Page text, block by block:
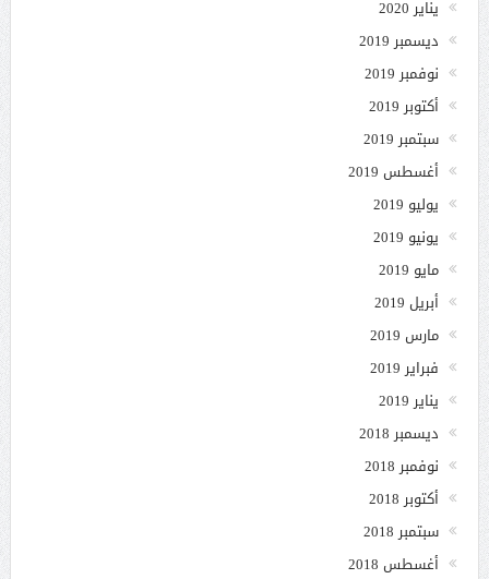
يناير 2020
ديسمبر 2019
نوفمبر 2019
أكتوبر 2019
سبتمبر 2019
أغسطس 2019
يوليو 2019
يونيو 2019
مايو 2019
أبريل 2019
مارس 2019
فبراير 2019
يناير 2019
ديسمبر 2018
نوفمبر 2018
أكتوبر 2018
سبتمبر 2018
أغسطس 2018